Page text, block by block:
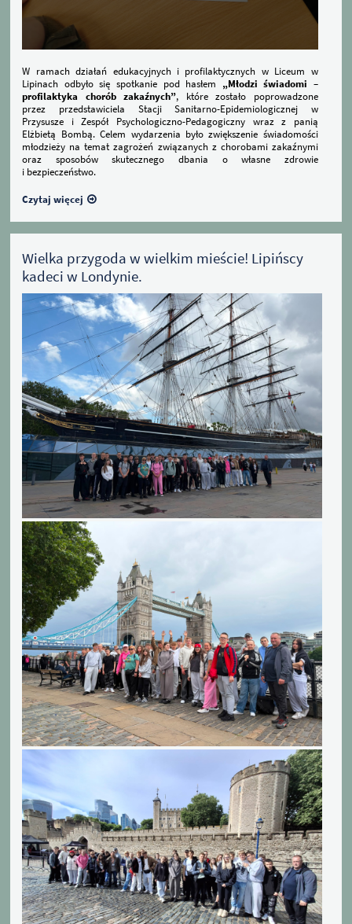
W ramach działań edukacyjnych i profilaktycznych w Liceum w
Lipinach odbyło się spotkanie pod hasłem „Młodzi świadomi –
profilaktyka chorób zakaźnych”, które zostało poprowadzone
przez przedstawiciela Stacji Sanitarno-Epidemiologicznej w
Przysusze i Zespół Psychologiczno-Pedagogiczny wraz z panią
Elżbietą Bombą. Celem wydarzenia było zwiększenie świadomości
młodzieży na temat zagrożeń związanych z chorobami zakaźnymi
oraz sposobów skutecznego dbania o własne zdrowie
i bezpieczeństwo.
Czytaj więcej
Wielka przygoda w wielkim mieście! Lipińscy
kadeci w Londynie.